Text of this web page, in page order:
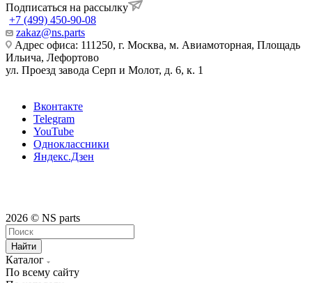
Подписаться на рассылку
+7 (499) 450-90-08
zakaz@ns.parts
Адрес офиса: 111250, г. Москва, м. Авиамоторная, Площадь
Ильича, Лефортово
ул. Проезд завода Серп и Молот, д. 6, к. 1
Вконтакте
Telegram
YouTube
Одноклассники
Яндекс.Дзен
2026 © NS parts
Найти
Каталог
По всему сайту